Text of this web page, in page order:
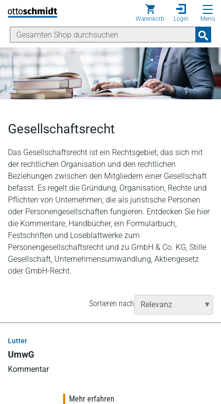
Direkt zum Inhalt
Warenkorb Login Menü
Gesellschaftsrecht
Das Gesellschaftsrecht ist ein Rechtsgebiet, das sich mit
der rechtlichen Organisation und den rechtlichen
Beziehungen zwischen den Mitgliedern einer Gesellschaft
befasst. Es regelt die Gründung, Organisation, Rechte und
Pflichten von Unternehmen, die als juristische Personen
oder Personengesellschaften fungieren. Entdecken Sie hier
die Kommentare, Handbücher, ein Formularbuch,
Festschriften und Loseblattwerke zum
Personengesellschaftsrecht und zu GmbH & Co. KG, Stille
Gesellschaft, Unternehmensumwandlung, Aktiengesetz
oder GmbH-Recht.
Sortieren nach
Lutter
UmwG
Kommentar
Mehr erfahren